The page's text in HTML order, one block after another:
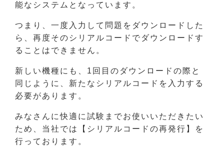
能なシステムとなっています。
つまり、一度入力して問題をダウンロードした
ら、再度そのシリアルコードでダウンロードす
ることはできません。
新しい機種にも、1回目のダウンロードの際と
同じように、新たなシリアルコードを入力する
必要があります。
みなさんに快適に試験までお使いいただきたい
ため、当社では【シリアルコードの再発行】を
行っております。